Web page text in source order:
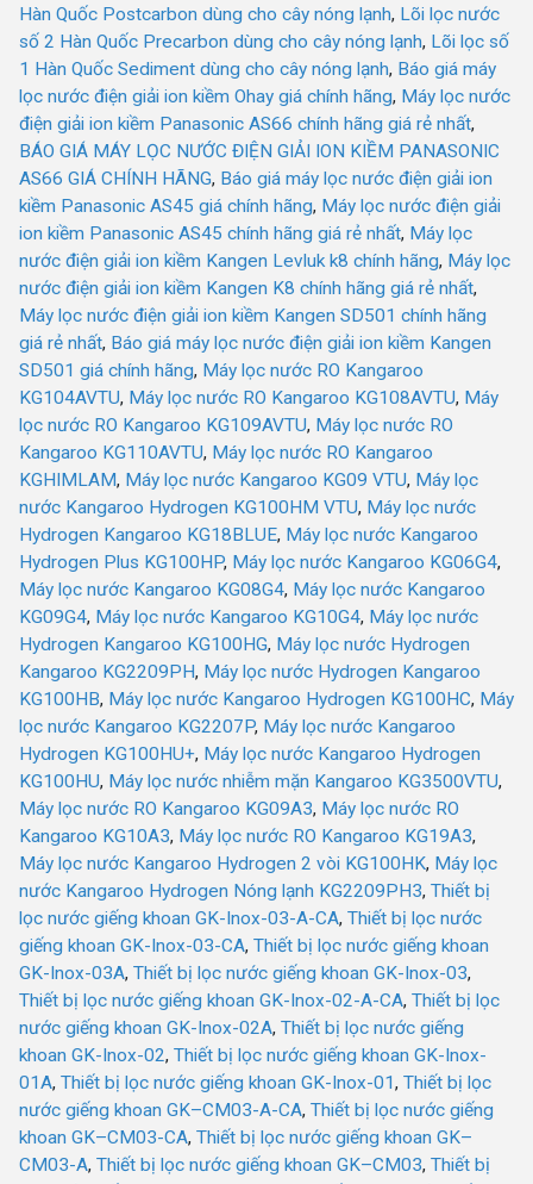
Hàn Quốc Postcarbon dùng cho cây nóng lạnh, Lõi lọc nước
số 2 Hàn Quốc Precarbon dùng cho cây nóng lạnh, Lõi lọc số
1 Hàn Quốc Sediment dùng cho cây nóng lạnh, Báo giá máy
lọc nước điện giải ion kiềm Ohay giá chính hãng, Máy lọc nước
điện giải ion kiềm Panasonic AS66 chính hãng giá rẻ nhất,
BÁO GIÁ MÁY LỌC NƯỚC ĐIỆN GIẢI ION KIỀM PANASONIC
AS66 GIÁ CHÍNH HÃNG, Báo giá máy lọc nước điện giải ion
kiềm Panasonic AS45 giá chính hãng, Máy lọc nước điện giải
ion kiềm Panasonic AS45 chính hãng giá rẻ nhất, Máy lọc
nước điện giải ion kiềm Kangen Levluk k8 chính hãng, Máy lọc
nước điện giải ion kiềm Kangen K8 chính hãng giá rẻ nhất,
Máy lọc nước điện giải ion kiềm Kangen SD501 chính hãng
giá rẻ nhất, Báo giá máy lọc nước điện giải ion kiềm Kangen
SD501 giá chính hãng, Máy lọc nước RO Kangaroo
KG104AVTU, Máy lọc nước RO Kangaroo KG108AVTU, Máy
lọc nước RO Kangaroo KG109AVTU, Máy lọc nước RO
Kangaroo KG110AVTU, Máy lọc nước RO Kangaroo
KGHIMLAM, Máy lọc nước Kangaroo KG09 VTU, Máy lọc
nước Kangaroo Hydrogen KG100HM VTU, Máy lọc nước
Hydrogen Kangaroo KG18BLUE, Máy lọc nước Kangaroo
Hydrogen Plus KG100HP, Máy lọc nước Kangaroo KG06G4,
Máy lọc nước Kangaroo KG08G4, Máy lọc nước Kangaroo
KG09G4, Máy lọc nước Kangaroo KG10G4, Máy lọc nước
Hydrogen Kangaroo KG100HG, Máy lọc nước Hydrogen
Kangaroo KG2209PH, Máy lọc nước Hydrogen Kangaroo
KG100HB, Máy lọc nước Kangaroo Hydrogen KG100HC, Máy
lọc nước Kangaroo KG2207P, Máy lọc nước Kangaroo
Hydrogen KG100HU+, Máy lọc nước Kangaroo Hydrogen
KG100HU, Máy lọc nước nhiễm mặn Kangaroo KG3500VTU,
Máy lọc nước RO Kangaroo KG09A3, Máy lọc nước RO
Kangaroo KG10A3, Máy lọc nước RO Kangaroo KG19A3,
Máy lọc nước Kangaroo Hydrogen 2 vòi KG100HK, Máy lọc
nước Kangaroo Hydrogen Nóng lạnh KG2209PH3, Thiết bị
lọc nước giếng khoan GK-Inox-03-A-CA, Thiết bị lọc nước
giếng khoan GK-Inox-03-CA, Thiết bị lọc nước giếng khoan
GK-Inox-03A, Thiết bị lọc nước giếng khoan GK-Inox-03,
Thiết bị lọc nước giếng khoan GK-Inox-02-A-CA, Thiết bị lọc
nước giếng khoan GK-Inox-02A, Thiết bị lọc nước giếng
khoan GK-Inox-02, Thiết bị lọc nước giếng khoan GK-Inox-
01A, Thiết bị lọc nước giếng khoan GK-Inox-01, Thiết bị lọc
nước giếng khoan GK–CM03-A-CA, Thiết bị lọc nước giếng
khoan GK–CM03-CA, Thiết bị lọc nước giếng khoan GK–
CM03-A, Thiết bị lọc nước giếng khoan GK–CM03, Thiết bị